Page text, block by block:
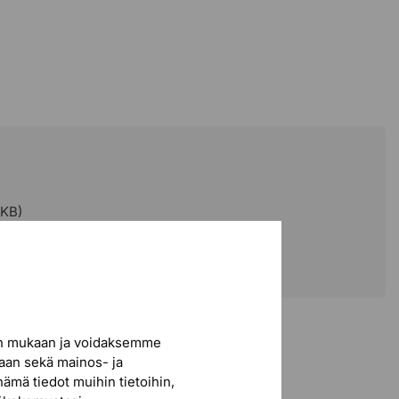
ja voidaksemme
sekä mainos- ja
tiedot muihin tietoihin,